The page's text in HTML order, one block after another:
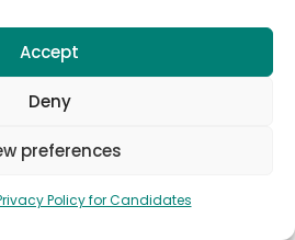
Accept
Deny
preferences
Policy for Candidates
che non superano mai i
a dare vita agli
irlandesi